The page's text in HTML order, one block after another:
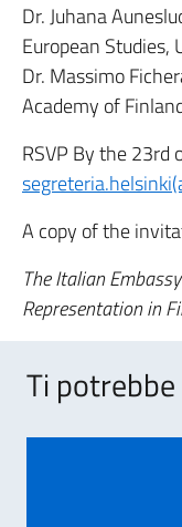
Dr. Juhana
European
Dr. Massimo
Academy of
RSVP By the 23rd
A copy of the
The Italian
Representation in
Ti